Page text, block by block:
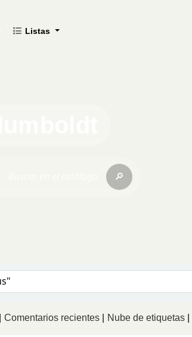
Listas
🔎
Comentarios recientes Nube de etiquetas